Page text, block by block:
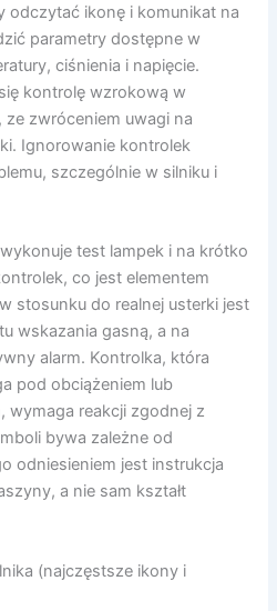
odczytać ikonę i komunikat na
parametry dostępne w
ciśnienia i napięcie.
kontrolę wzrokową w
zwróceniem uwagi na
Ignorowanie kontrolek
szczególnie w silniku i
test lampek i na krótko
co jest elementem
stosunku do realnej usterki jest
wskazania gasną, a na
alarm. Kontrolka, która
pod obciążeniem lub
wymaga reakcji zgodnej z
bywa zależne od
odniesieniem jest instrukcja
a nie sam kształt
(najczęstsze ikony i